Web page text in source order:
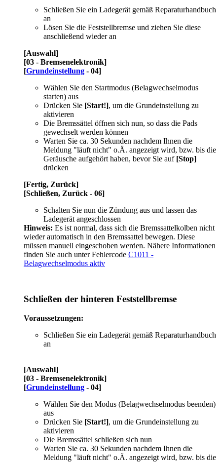
Schließen Sie ein Ladegerät gemäß Reparaturhandbuch
an
Lösen Sie die Feststellbremse und ziehen Sie diese
anschließend wieder an
[Auswahl]
[03 - Bremsenelektronik]
[Grundeinstellung - 04]
Wählen Sie den Startmodus (Belagwechselmodus
starten) aus
Drücken Sie [Start!], um die Grundeinstellung zu
aktivieren
Die Bremssättel öffnen sich nun, so dass die Pads
gewechselt werden können
Warten Sie ca. 30 Sekunden nachdem Ihnen die
Meldung "läuft nicht" o.Ä. angezeigt wird, bzw. bis die
Geräusche aufgehört haben, bevor Sie auf [Stop]
drücken
[Fertig, Zurück]
[Schließen, Zurück - 06]
Schalten Sie nun die Zündung aus und lassen das
Ladegerät angeschlossen
Hinweis: Es ist normal, dass sich die Bremssattelkolben nicht
wieder automatisch in den Bremssattel bewegen. Diese
müssen manuell eingeschoben werden. Nähere Informationen
finden Sie auch unter Fehlercode C1011 -
Belagwechselmodus aktiv
Schließen der hinteren Feststellbremse
Voraussetzungen:
Schließen Sie ein Ladegerät gemäß Reparaturhandbuch
an
[Auswahl]
[03 - Bremsenelektronik]
[Grundeinstellung - 04]
Wählen Sie den Modus (Belagwechselmodus beenden)
aus
Drücken Sie [Start!], um die Grundeinstellung zu
aktivieren
Die Bremssättel schließen sich nun
Warten Sie ca. 30 Sekunden nachdem Ihnen die
Meldung "läuft nicht" o.Ä. angezeigt wird, bzw. bis die